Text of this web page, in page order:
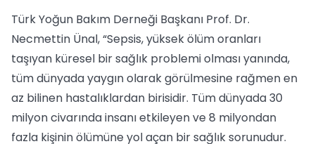
Türk Yoğun Bakım Derneği Başkanı Prof. Dr.
Necmettin Ünal, “Sepsis, yüksek ölüm oranları
taşıyan küresel bir sağlık problemi olması yanında,
tüm dünyada yaygın olarak görülmesine rağmen en
az bilinen hastalıklardan birisidir. Tüm dünyada 30
milyon civarında insanı etkileyen ve 8 milyondan
fazla kişinin ölümüne yol açan bir sağlık sorunudur.